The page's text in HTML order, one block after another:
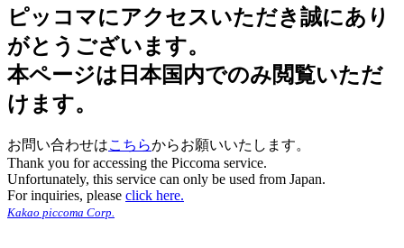
ピッコマにアクセスいただき誠にあり
がとうございます。
本ページは日本国内でのみ閲覧いただ
けます。
お問い合わせはこちらからお願いいたします。
Thank you for accessing the Piccoma service.
Unfortunately, this service can only be used from Japan.
For inquiries, please click here.
Kakao piccoma Corp.